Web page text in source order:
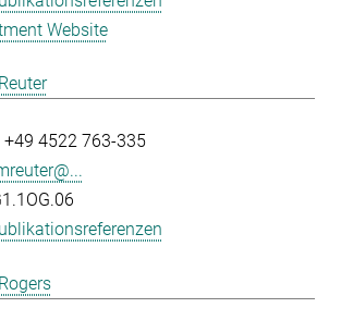
Website
+49 4522 763-335